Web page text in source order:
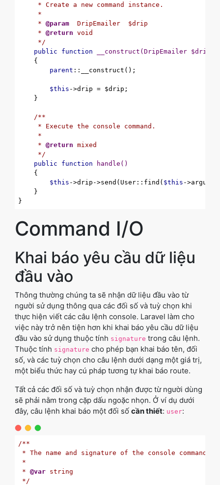
     * Create a new command instance.
     *
     *
@param
  DripEmailer  $drip
     *
@return void
     */
public
function __construct (DripEmailer $drip)
{
parent ::__construct();
$this ->drip = $drip;
    }
/**
     * Execute the console command.
     *
     *
@return mixed
     */
public
function handle ()
{
$this ->drip->send(User::find( $this -
    }
Command I/O
Khai báo yêu cầu dữ liệu
đầu vào
Thông thường chúng ta sẽ nhận dữ liệu đầu vào từ
người sử dụng thông qua các đối số và tuỳ chọn khi
thực hiện viết các câu lệnh console. Laravel làm cho
việc này trở nên tiện hơn khi khai báo yêu cầu dữ liệu
đầu vào sử dụng thuộc tính signature trong câu lệnh.
Thuộc tính signature cho phép bạn khai báo tên, đối
số, và các tuỳ chọn cho câu lệnh dưới dạng một giá trị,
một biểu thức hay cú pháp tương tự khai báo route.
Tất cả các đối số và tuỳ chọn nhận được từ người dùng
sẽ phải nằm trong cặp dấu ngoặc nhọn. Ở ví dụ dưới
đây, câu lệnh khai báo một đối số cần thiết: user:
/**
* The name and signature of the console command.
*
* @var string
*/